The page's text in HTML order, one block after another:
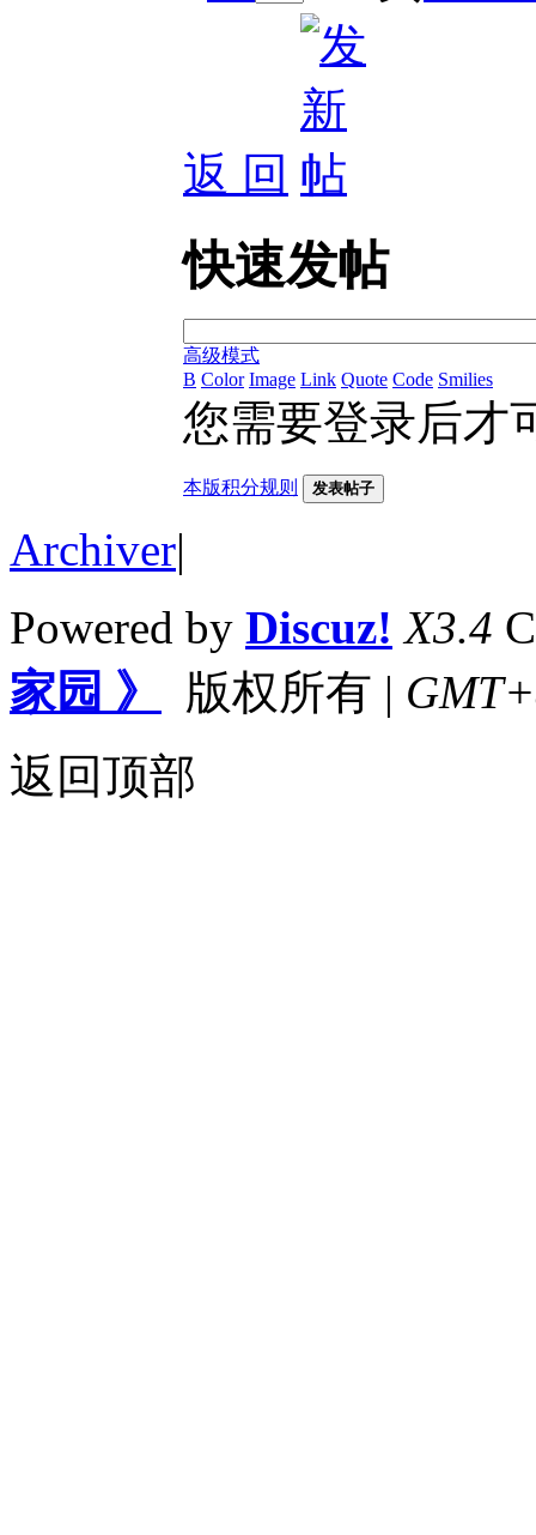
返 回
快速发帖
高级模式
B Color Image Link Quote Code Smilies
您需要登录后才
本版积分规则 发表帖子
Archiver|
Powered by Discuz! X3.4
家园 》
版权所有 |
返回顶部